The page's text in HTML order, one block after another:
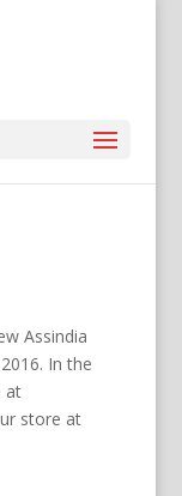
Assindia
In the
at
store at